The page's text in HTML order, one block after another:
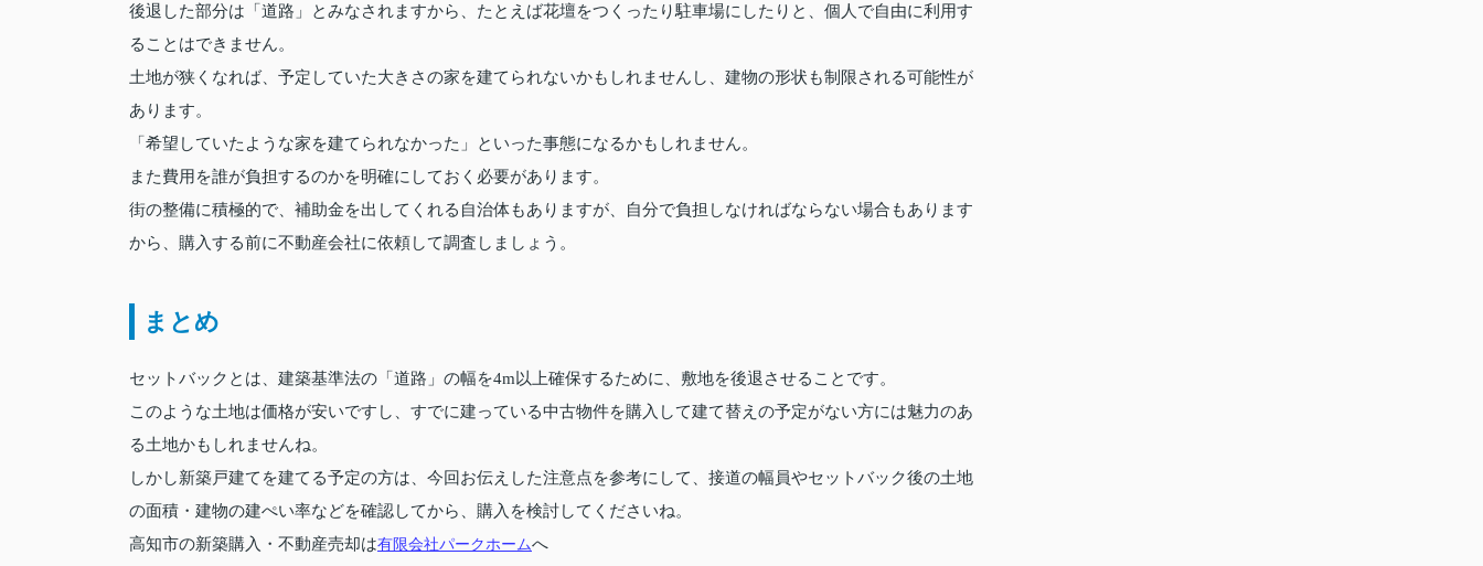
後退した部分は「道路」とみなされますから、たとえば花壇をつくったり駐車場にしたりと、個人で自由に利用す
ることはできません。
土地が狭くなれば、予定していた大きさの家を建てられないかもしれませんし、建物の形状も制限される可能性が
あります。
「希望していたような家を建てられなかった」といった事態になるかもしれません。
また費用を誰が負担するのかを明確にしておく必要があります。
街の整備に積極的で、補助金を出してくれる自治体もありますが、自分で負担しなければならない場合もあります
から、購入する前に不動産会社に依頼して調査しましょう。
まとめ
セットバックとは、建築基準法の「道路」の幅を4m以上確保するために、敷地を後退させることです。
このような土地は価格が安いですし、すでに建っている中古物件を購入して建て替えの予定がない方には魅力のあ
る土地かもしれませんね。
しかし新築戸建てを建てる予定の方は、今回お伝えした注意点を参考にして、接道の幅員やセットバック後の土地
の面積・建物の建ぺい率などを確認してから、購入を検討してくださいね。
高知市の新築購入・不動産売却は有限会社パークホームへ